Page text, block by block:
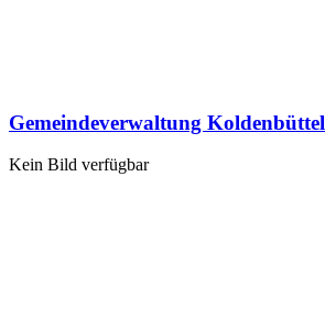
Gemeindeverwaltung Koldenbüttel
Kein Bild verfügbar